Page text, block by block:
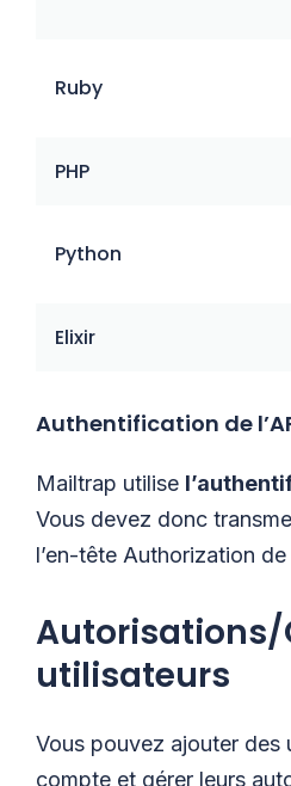
Ruby
PHP
Python
Elixir
Authentification de
Mailtrap utilise
Vous devez donc
l’en-tête Authorization
Autorisations/
utilisateurs
Vous pouvez ajouter des
compte et gérer leurs